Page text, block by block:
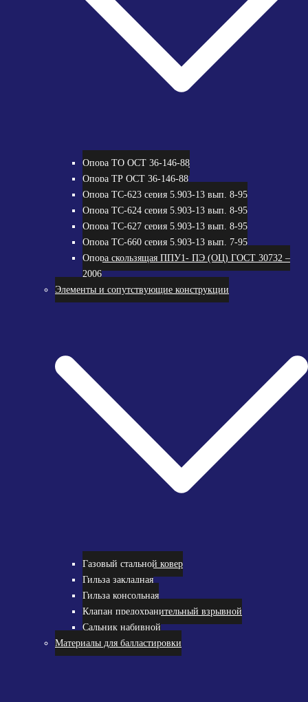
Опора ТО ОСТ 36-146-88
Опора ТР ОСТ 36-146-88
Опора ТС-623 серия 5.903-13 вып. 8-95
Опора ТС-624 серия 5.903-13 вып. 8-95
Опора ТС-627 серия 5.903-13 вып. 8-95
Опора ТС-660 серия 5.903-13 вып. 7-95
Опора скользящая ППУ1- ПЭ (ОЦ) ГОСТ 30732 –
2006
Элементы и сопутствующие конструкции
Газовый стальной ковер
Гильза закладная
Гильза консольная
Клапан предохранительный взрывной
Сальник набивной
Материалы для балластировки